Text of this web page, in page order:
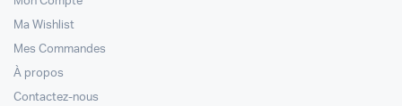
Ma Wishlist
Mes Commandes
À propos
Contactez-nous